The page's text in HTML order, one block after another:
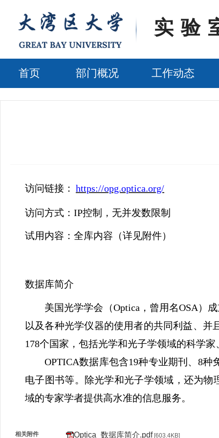
实验
首页 部门概况 工作动态
访问链接 ： https://opg.optica.org/
访问方式 ： IP控制，无并发数限制
试用内容 ： 全库内容（详见附件）
数据库简介
美国光学学会（Optica ，曾用名OSA）
以及各种光学仪器的使用者的共同利益、
178个国家，包括光学和光子学领域的科学
OPTICA数据库包含19种专业期刊、 8种
电子图书等。除光学和光子学领域，还为
域的专家学者提供高水准的信息服务。
相关附件 Optica_数据库简介.pdf[603.4KB]